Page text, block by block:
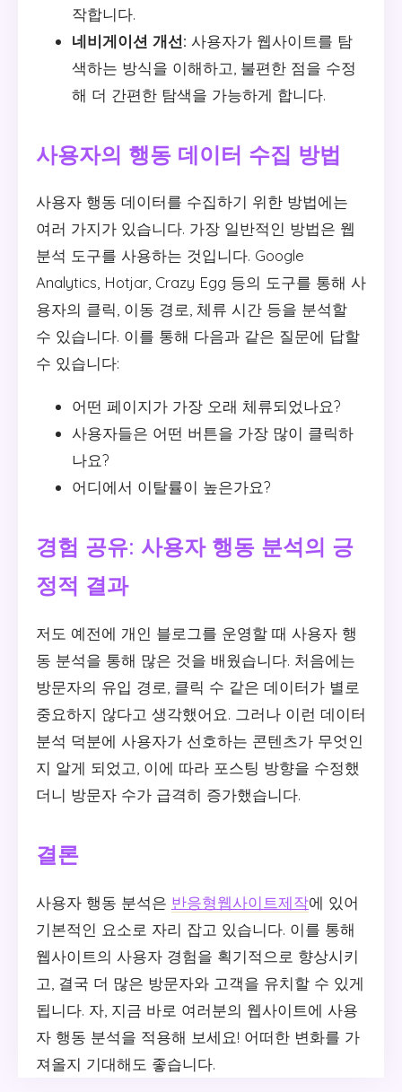
작합니다.
네비게이션 개선: 사용자가 웹사이트를 탐
색하는 방식을 이해하고, 불편한 점을 수정
해 더 간편한 탐색을 가능하게 합니다.
사용자의 행동 데이터 수집 방법
사용자 행동 데이터를 수집하기 위한 방법에는
여러 가지가 있습니다. 가장 일반적인 방법은 웹
분석 도구를 사용하는 것입니다. Google
Analytics, Hotjar, Crazy Egg 등의 도구를 통해 사
용자의 클릭, 이동 경로, 체류 시간 등을 분석할
수 있습니다. 이를 통해 다음과 같은 질문에 답할
수 있습니다:
어떤 페이지가 가장 오래 체류되었나요?
사용자들은 어떤 버튼을 가장 많이 클릭하
나요?
어디에서 이탈률이 높은가요?
경험 공유: 사용자 행동 분석의 긍
정적 결과
저도 예전에 개인 블로그를 운영할 때 사용자 행
동 분석을 통해 많은 것을 배웠습니다. 처음에는
방문자의 유입 경로, 클릭 수 같은 데이터가 별로
중요하지 않다고 생각했어요. 그러나 이런 데이터
분석 덕분에 사용자가 선호하는 콘텐츠가 무엇인
지 알게 되었고, 이에 따라 포스팅 방향을 수정했
더니 방문자 수가 급격히 증가했습니다.
결론
사용자 행동 분석은 반응형웹사이트제작에 있어
기본적인 요소로 자리 잡고 있습니다. 이를 통해
웹사이트의 사용자 경험을 획기적으로 향상시키
고, 결국 더 많은 방문자와 고객을 유치할 수 있게
됩니다. 자, 지금 바로 여러분의 웹사이트에 사용
자 행동 분석을 적용해 보세요! 어떠한 변화를 가
져올지 기대해도 좋습니다.